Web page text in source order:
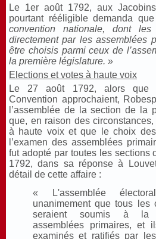
Le 1er août 1792, aux
pourtant rééligible demanda
convention nationale, dont
directement par les assemblées
être choisis parmi ceux de
la première législature. »
Elections et votes à haute voix
Le 27 août 1792, alors que
Convention approchaient,
l’assemblée de la section de la
que, en raison des
à haute voix et que le choix
l’examen des assemblées
fut adopté par toutes les sections
1792, dans sa réponse à
détail de cette affaire :
« L'assemblée
unanimement que tous les
seraient soumis à la
assemblées primaires, et
examinés et ratifiés par